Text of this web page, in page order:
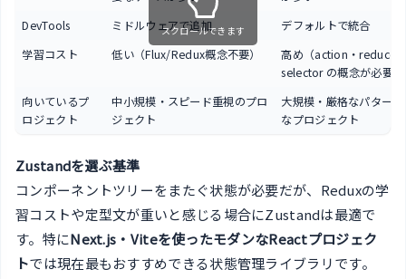
DevTools
ミドルウェアで追加
デフォルトで統合
学習コスト
低い（Flux/Redux概念不要）
高め（action・reducer
selector の概念が必要）
向いているプ
ロジェクト
中小規模・スピード重視のプロ
ジェクト
大規模・厳格なパター
なプロジェクト
スクロールできます
Zustandを選ぶ基準
コンポーネントツリーをまたぐ状態が必要だが、Reduxの学
習コストや定型文が重いと感じる場合にZustandは最適で
す。特にNext.js・Viteを使ったモダンなReactプロジェク
トでは現在最もおすすめできる状態管理ライブラリです。